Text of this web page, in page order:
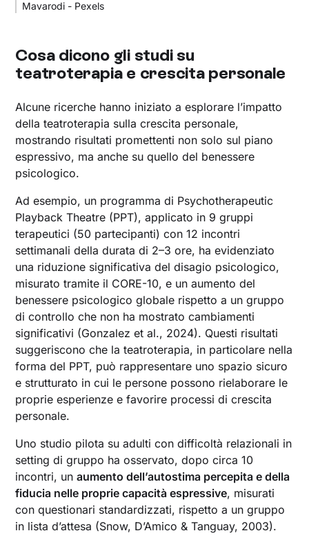
Mavarodi - Pexels
Cosa dicono gli studi su
teatroterapia e crescita personale
Alcune ricerche hanno iniziato a esplorare l’impatto
della teatroterapia sulla crescita personale,
mostrando risultati promettenti non solo sul piano
espressivo, ma anche su quello del benessere
psicologico.
Ad esempio, un programma di Psychotherapeutic
Playback Theatre (PPT), applicato in 9 gruppi
terapeutici (50 partecipanti) con 12 incontri
settimanali della durata di 2–3 ore, ha evidenziato
una riduzione significativa del disagio psicologico,
misurato tramite il CORE-10, e un aumento del
benessere psicologico globale rispetto a un gruppo
di controllo che non ha mostrato cambiamenti
significativi (Gonzalez et al., 2024). Questi risultati
suggeriscono che la teatroterapia, in particolare nella
forma del PPT, può rappresentare uno spazio sicuro
e strutturato in cui le persone possono rielaborare le
proprie esperienze e favorire processi di crescita
personale.
Uno studio pilota su adulti con difficoltà relazionali in
setting di gruppo ha osservato, dopo circa 10
incontri, unaumento dell’autostima percepita e della
fiducia nelle proprie capacità espressive, misurati
con questionari standardizzati, rispetto a un gruppo
in lista d’attesa (Snow, D’Amico & Tanguay, 2003).